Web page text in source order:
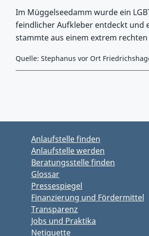
Im Müggelseedamm wurde ein
feindlicher Aufkleber entdeckt und
stammte aus einem extrem
Quelle: Stephanus vor Ort
Anlaufstelle finden
Anlaufstelle werden
Beratungsstelle finden
Glossar
Pressespiegel
Finanzierung und Fördermittel
Transparenz
Jobs und Praktika
Netiquette